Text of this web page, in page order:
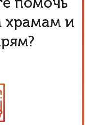
помочь
храмам и